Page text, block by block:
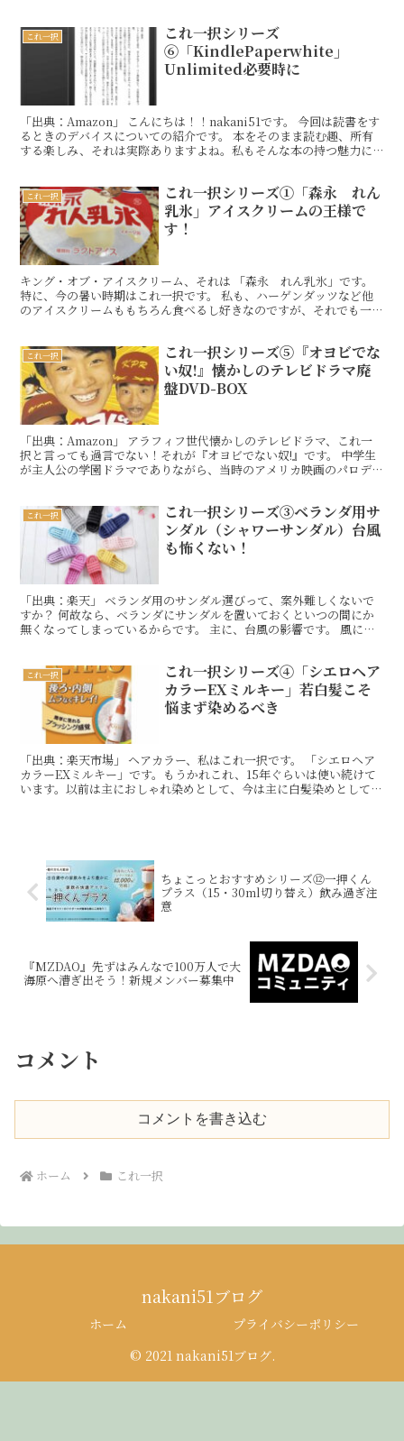
これ一択
これ一択シリーズ
⑥「KindlePaperwhite」
Unlimited必要時に
「出典：Amazon」 こんにちは！！nakani51です。 今回は読書をす
るときのデバイスについての紹介です。 本をそのまま読む趣、所有
する楽しみ、それは実際ありますよね。私もそんな本の持つ魅力に
これ一択
これ一択シリーズ①「森永 れん
乳氷」アイスクリームの王様で
す！
キング・オブ・アイスクリーム、それは 「森永 れん乳氷」です。
特に、今の暑い時期はこれ一択です。 私も、ハーゲンダッツなど他
のアイスクリームももちろん食べるし好きなのですが、それでも一番
これ一択
これ一択シリーズ⑤『オヨビでな
い奴!』懐かしのテレビドラマ廃
盤DVD-BOX
「出典：Amazon」 アラフィフ世代懐かしのテレビドラマ、これ一
択と言っても過言でない！それが『オヨビでない奴!』です。 中学生
が主人公の学園ドラマでありながら、当時のアメリカ映画のパロディ
これ一択
これ一択シリーズ③ベランダ用サ
ンダル（シャワーサンダル）台風
も怖くない！
「出典：楽天」 ベランダ用のサンダル選びって、案外難しくないで
すか？ 何故なら、ベランダにサンダルを置いておくといつの間にか
無くなってしまっているからです。 主に、台風の影響です。 風に飛
これ一択
これ一択シリーズ④「シエロヘア
カラーEXミルキー」若白髪こそ
悩まず染めるべき
「出典：楽天市場」 ヘアカラー、私はこれ一択です。 「シエロヘア
カラーEXミルキー」です。もうかれこれ、15年ぐらいは使い続けて
います。以前は主におしゃれ染めとして、今は主に白髪染めとして、
ちょこっとおすすめシリーズ⑫一押くん
プラス（15・30ml切り替え）飲み過ぎ注
意
『MZDAO』先ずはみんなで100万人で大
海原へ漕ぎ出そう！新規メンバー募集中
コメント
コメントを書き込む
ホーム これ一択
nakani51ブログ
ホーム
プライバシーポリシー
© 2021 nakani51ブログ.